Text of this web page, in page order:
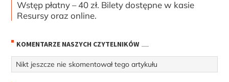
Wstęp płatny – 40 zł. Bilety dostępne w kasie
Resursy oraz online.
KOMENTARZE NASZYCH CZYTELNIKÓW
Nikt jeszcze nie skomentował tego artykułu